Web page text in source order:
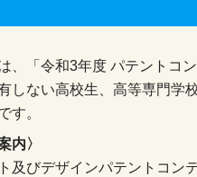
、「令和3年度 パテントコ
しない高校生、高等専門学
す。
内〉
及びデザインパテントコン